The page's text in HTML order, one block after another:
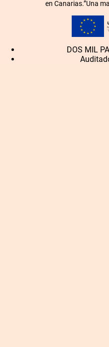
en Canarias.”Una
DOS MIL